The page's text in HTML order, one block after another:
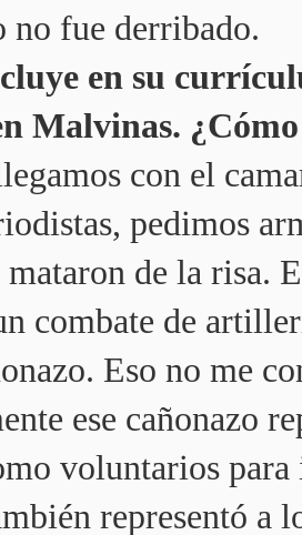
no fue derribado.
en su
Malvinas. ¿Cómo
con el
pedimos
mataron de la risa.
combate de
Eso no me
ese cañonazo
voluntarios
representó a